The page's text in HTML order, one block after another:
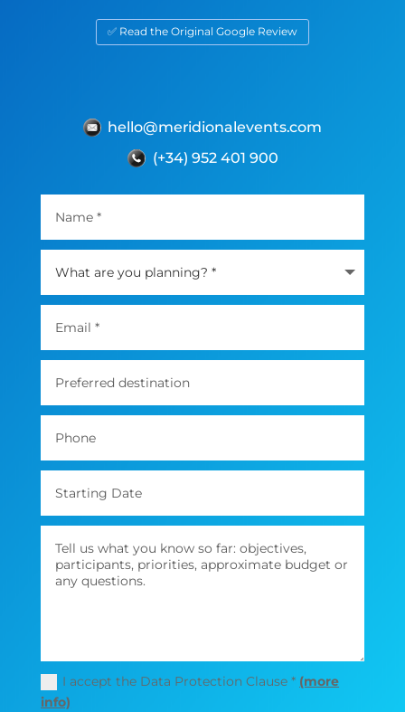
✅ Read the Original Google Review
I accept the Data Protection Clause * (more
info)